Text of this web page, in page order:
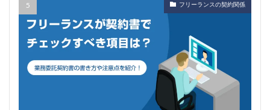
フリーランスの契約関係